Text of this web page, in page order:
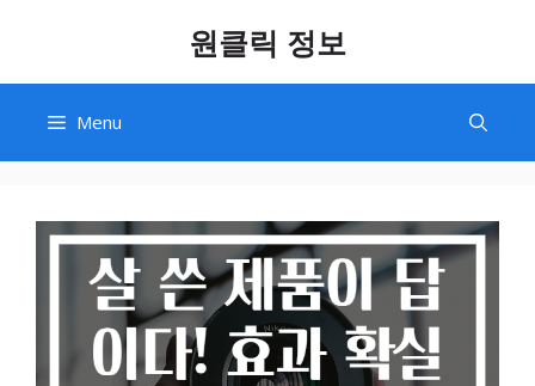
content
원클릭 정보
Menu